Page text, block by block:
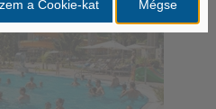
Mégse
a Cookie-kat